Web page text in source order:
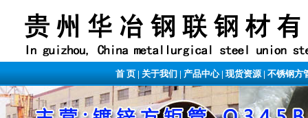
首 页|关于我们|产品中心|现货资源|不锈钢方